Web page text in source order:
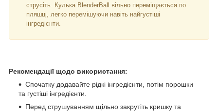
струсіть. Кулька BlenderBall вільно переміщається по
пляшці, легко перемішуючи навіть найгустіші
інгредієнти.
Рекомендації щодо використання:
Спочатку додавайте рідкі інгредієнти, потім порошки
та густіші інгредієнти.
Перед струшуванням щільно закрутіть кришку та